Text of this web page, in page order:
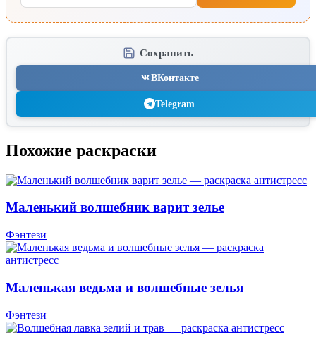
Сохранить
ВКонтакте
Telegram
Похожие раскраски
Маленький волшебник варит зелье
Фэнтези
Маленькая ведьма и волшебные зелья
Фэнтези